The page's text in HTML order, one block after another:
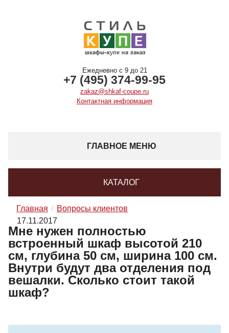
Ежедневно с 9 до 21
+7 (495) 374-99-95
zakaz@shkaf-coupe.ru
Контактная информация
ГЛАВНОЕ МЕНЮ
КАТАЛОГ
Главная
Вопросы клиентов
17.11.2017
Мне нужен полностью
встроенный шкаф высотой 210
см, глубина 50 см, ширина 100 см.
Внутри будут два отделения под
вешалки. Сколько стоит такой
шкаф?